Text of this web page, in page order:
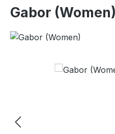
Gabor
Bildergalerie überspringen